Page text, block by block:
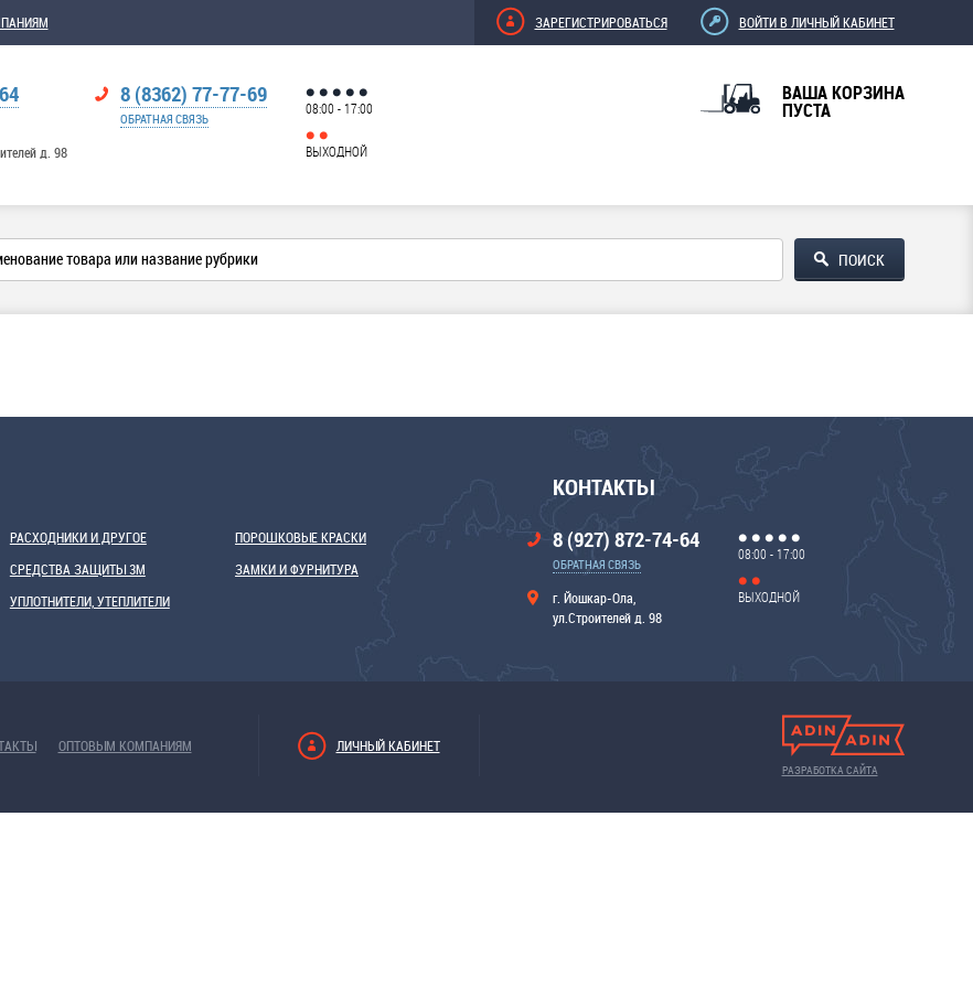
ЗАРЕГИСТРИРОВАТЬСЯ ВОЙТИ В ЛИЧНЫЙ КАБИНЕТ
д. 98
8 (8362) 77-77-69
ОБРАТНАЯ СВЯЗЬ
08:00 - 17:00
ВЫХОДНОЙ
ВАША КОРЗИНА
ПУСТА
РАСХОДНИКИ И ДРУГОЕ
СРЕДСТВА ЗАЩИТЫ 3М
УПЛОТНИТЕЛИ, УТЕПЛИТЕЛИ
ПОРОШКОВЫЕ КРАСКИ
ЗАМКИ И ФУРНИТУРА
КОНТАКТЫ
8 (927) 872-74-64
ОБРАТНАЯ СВЯЗЬ
г. Йошкар-Ола,
ул.Строителей д. 98
08:00 - 17:00
ВЫХОДНОЙ
ОПТОВЫМ КОМПАНИЯМ ЛИЧНЫЙ КАБИНЕТ
РАЗРАБОТКА САЙТА